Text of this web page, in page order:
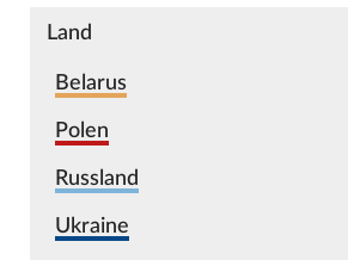
Land
Belarus
Polen
Russland
Ukraine